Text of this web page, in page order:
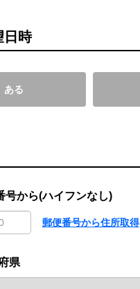
日時
ある
号から(ハイフンなし)
郵便番号から住所取得
県